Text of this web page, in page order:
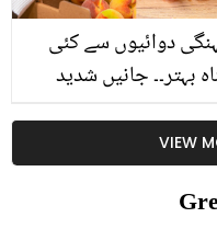
دوائیوں سے کئی
بہتر۔۔ جانیں شدید
کھانا چاہیے؟
VIEW